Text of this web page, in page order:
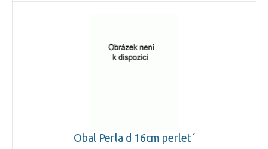
Obal Perla d 16cm perlet´